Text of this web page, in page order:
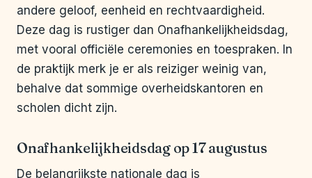
andere geloof, eenheid en rechtvaardigheid.
Deze dag is rustiger dan Onafhankelijkheidsdag,
met vooral officiële ceremonies en toespraken. In
de praktijk merk je er als reiziger weinig van,
behalve dat sommige overheidskantoren en
scholen dicht zijn.
Onafhankelijkheidsdag op 17 augustus
De belangrijkste nationale dag is